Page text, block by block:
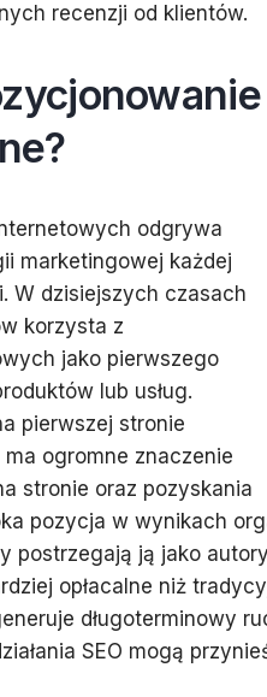
recenzji od klientów.
odgrywa
marketingowej każdej
W dzisiejszych czasach
korzysta z
jako pierwszego
lub usług.
pierwszej stronie
ogromne znaczenie
stronie oraz pozyskania
pozycja w wynikach
postrzegają ją jako
opłacalne niż
długoterminowy
SEO mogą